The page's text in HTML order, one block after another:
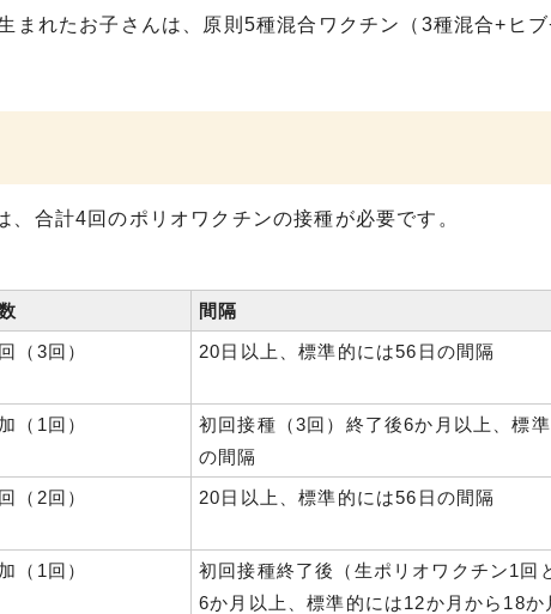
まれたお子さんは、原則5種混合ワクチン（3種混合+ヒ
、合計4回のポリオワクチンの接種が必要です。
間隔
（3回） 20日以上、標準的には56日の間隔
（1回）
初回接種（3回）終了後6か月以上、標
の間隔
（2回） 20日以上、標準的には56日の間隔
（1回）
初回接種終了後（生ポリオワクチン1回
6か月以上、標準的には12か月から18か